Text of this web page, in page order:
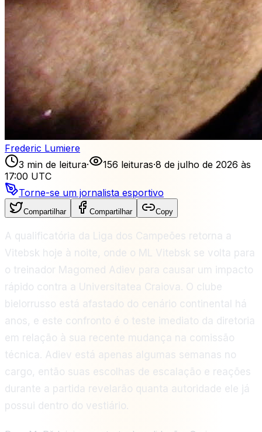
Frederic Lumiere
3 min de leitura· 156 leituras·8 de julho de 2026 às
17:00 UTC
Torne-se um jornalista esportivo
Compartilhar Compartilhar Copy
A qualificatória da Liga dos Campeões retorna a
Vitebsk hoje à noite, onde o ML Vitebsk se volta para
o treinador Magomed Adiev para causar um impacto
rápido contra a Universitatea Craiova. O clube
bielorrusso está afastado do cenário continental há
anos, e este confronto é o teste imediato da diretoria
em relação à sua recente mudança na comissão
técnica. Adiev está apenas algumas semanas no
cargo, então suas escolhas de escalação e reações
durante a partida revelarão quanta autoridade ele já
possui dentro do vestiário.